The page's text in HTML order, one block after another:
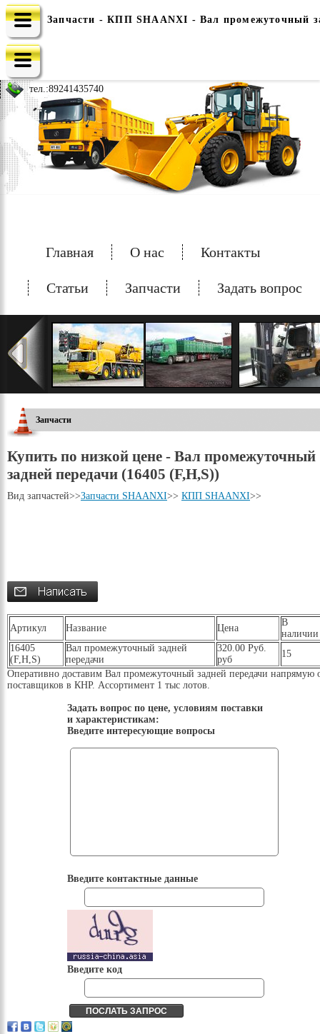
e-mail: china-spec@inbox.ru
тел.:89241435740
Главная О нас Контакты
Статьи Запчасти Задать вопрос
Запчасти
Купить по низкой цене - Вал промежуточный
задней передачи (16405 (F,H,S))
Вид запчастей>>Запчасти SHAANXI>> КПП SHAANXI>>
Артикул Название Цена
В
наличии
16405
(F,H,S)
Вал промежуточный задней
передачи
320.00 Руб.
руб
15
Оперативно доставим Вал промежуточный задней передачи напрямую
поставщиков в КНР. Ассортимент 1 тыс лотов.
Задать вопрос по цене, условиям поставки
и характеристикам:
Введите интересующие вопросы
Введите контактные данные
Введите код
Запчасти - КПП SHAANXI - Вал промежуточный